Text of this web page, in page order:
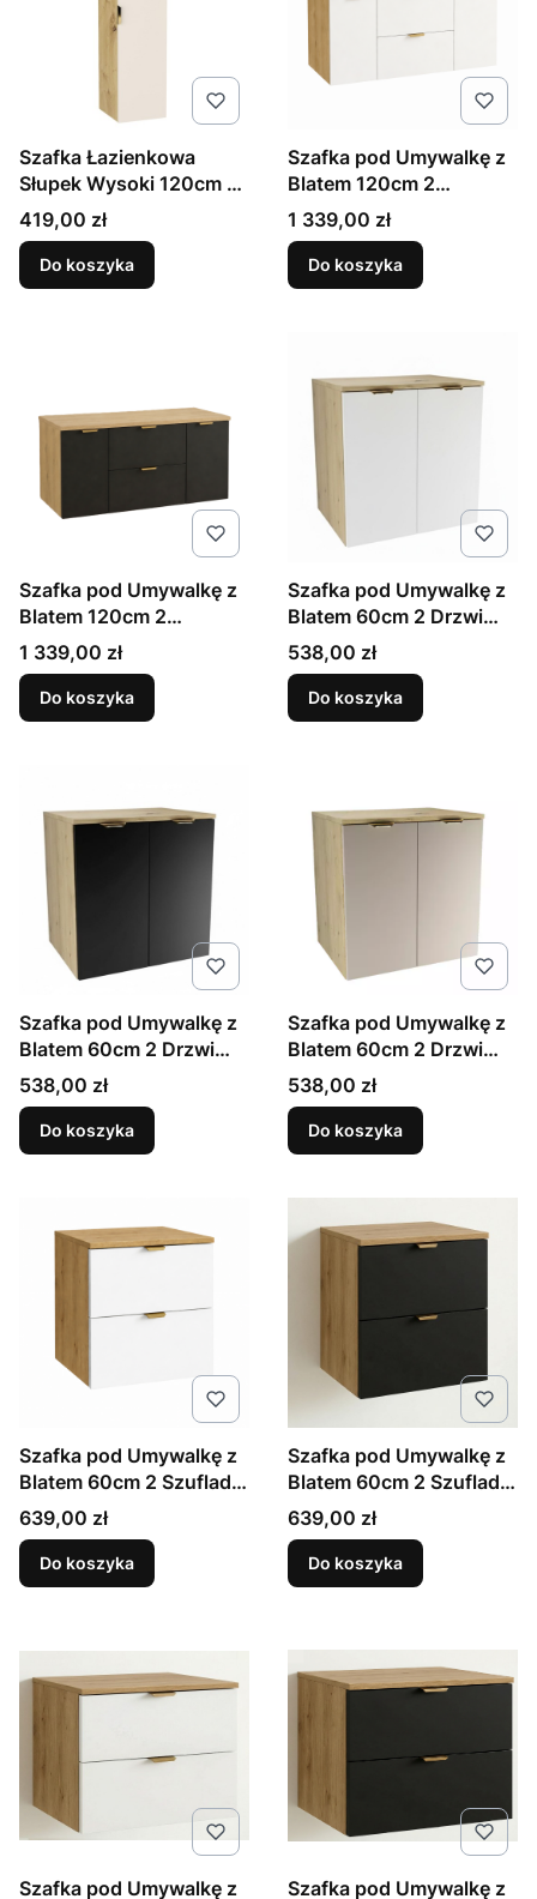
Szafka Łazienkowa
Słupek Wysoki 120cm 1
Drzwi Kaszmir / Orzech
Cena
419,00 zł
Do koszyka
Szafka pod Umywalkę z
Blatem 120cm 2
Szuflady 2 Drzwi Dąb
Artisan / Biały Orio
Cena
1 339,00 zł
Do koszyka
Szafka pod Umywalkę z
Blatem 120cm 2
Szuflady 2 Drzwi Dąb
Artisan / Czarny Orio
Cena
1 339,00 zł
Do koszyka
Szafka pod Umywalkę z
Blatem 60cm 2 Drzwi
Dąb Artisan / Biały Orio
Cena
538,00 zł
Do koszyka
Szafka pod Umywalkę z
Blatem 60cm 2 Drzwi
Dąb Artisan / Czarny
Orio
Cena
538,00 zł
Do koszyka
Szafka pod Umywalkę z
Blatem 60cm 2 Drzwi
Dąb Artisan / Kaszmir
Orio
Cena
538,00 zł
Do koszyka
Szafka pod Umywalkę z
Blatem 60cm 2 Szuflady
Dąb Artisan / Biały Orio
Cena
639,00 zł
Do koszyka
Szafka pod Umywalkę z
Blatem 60cm 2 Szuflady
Dąb Artisan / Czarny
Orio
Cena
639,00 zł
Do koszyka
Szafka pod Umywalkę z Szafka pod Umywalkę z